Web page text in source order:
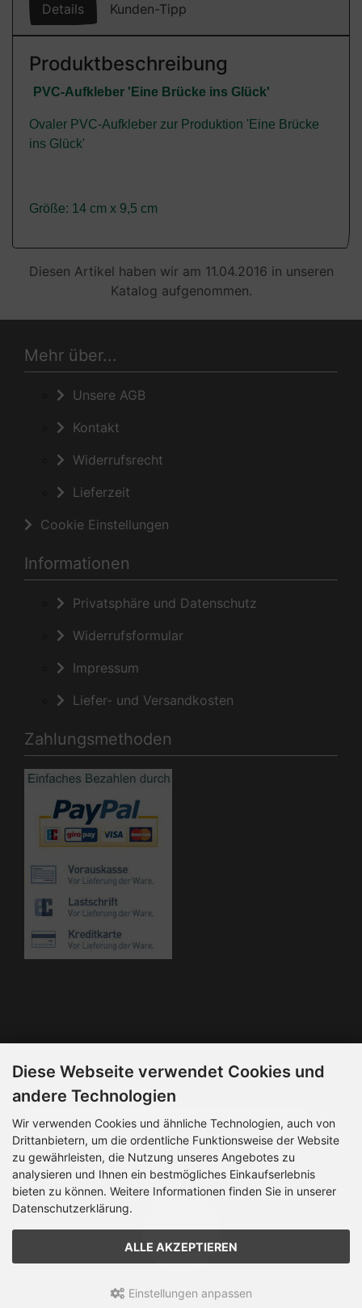
Details Kunden-Tipp
Produktbeschreibung
PVC-Aufkleber 'Eine Brücke ins Glück'
Ovaler PVC-Aufkleber zur Produktion 'Eine Brücke
ins Glück'
Größe: 14 cm x 9,5 cm
Diesen Artikel haben wir am 11.04.2016 in unseren
Katalog aufgenommen.
Mehr über...
Unsere AGB
Kontakt
Widerrufsrecht
Lieferzeit
Cookie Einstellungen
Informationen
Privatsphäre und Datenschutz
Widerrufsformular
Impressum
Liefer- und Versandkosten
Zahlungsmethoden
Der Newsletter kann jederzeit hier oder in Ihrem Kundenkonto
abbestellt werden.
Diese Webseite verwendet Cookies und
andere Technologien
Wir verwenden Cookies und ähnliche Technologien, auch von
Drittanbietern, um die ordentliche Funktionsweise der Website
zu gewährleisten, die Nutzung unseres Angebotes zu
analysieren und Ihnen ein bestmögliches Einkaufserlebnis
bieten zu können. Weitere Informationen finden Sie in unserer
Datenschutzerklärung.
ALLE AKZEPTIEREN
Einstellungen anpassen